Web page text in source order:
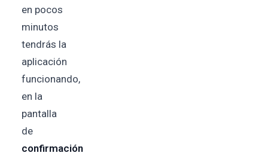
en pocos
minutos
tendrás la
aplicación
funcionando,
en la
pantalla
de
confirmación